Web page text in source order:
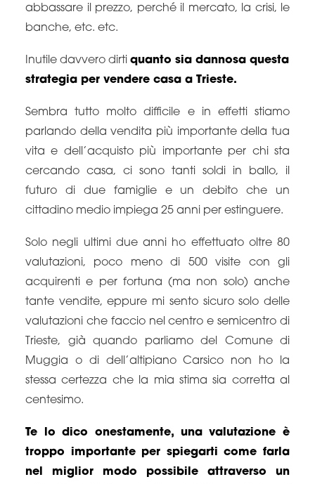
abbassare il prezzo, perché il mercato, la crisi, le
banche, etc. etc.
Inutile davvero dirti quanto sia dannosa questa
strategia per vendere casa a Trieste.
Sembra tutto molto difficile e in effetti stiamo
parlando della vendita più importante della tua
vita e dell’acquisto più importante per chi sta
cercando casa, ci sono tanti soldi in ballo, il
futuro di due famiglie e un debito che un
cittadino medio impiega 25 anni per estinguere.
Solo negli ultimi due anni ho effettuato oltre 80
valutazioni, poco meno di 500 visite con gli
acquirenti e per fortuna (ma non solo) anche
tante vendite, eppure mi sento sicuro solo delle
valutazioni che faccio nel centro e semicentro di
Trieste, già quando parliamo del Comune di
Muggia o di dell’altipiano Carsico non ho la
stessa certezza che la mia stima sia corretta al
centesimo.
Te lo dico onestamente, una valutazione è
troppo importante per spiegarti come farla
nel miglior modo possibile attraverso un